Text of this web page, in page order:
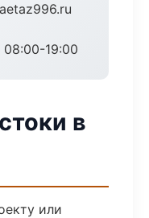
19:00
в
или